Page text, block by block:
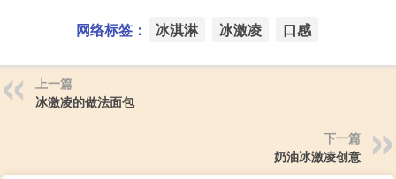
网络标签： 冰淇淋 冰激凌 口感
上一篇
冰激凌的做法面包
下一篇
奶油冰激凌创意